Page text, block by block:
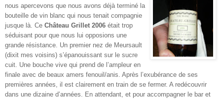
nous apercevons que nous avons déjà terminé la
bouteille de vin blanc qui nous tenait compagnie
jusque là. Ce Château Grillet 2006 était trop
séduisant pour que nous lui opposions une
grande résistance. Un premier nez de Meursault
(dixit mes voisins) s’épanouissant sur le sucre
cuit. Une bouche vive qui prend de l’ampleur en
finale avec de beaux amers fenouil/anis. Après l’exubérance de ses
premières années, il est clairement en train de se fermer. A redécouvrir
dans une dizaine d’années. En attendant, et pour accompagner le bar et